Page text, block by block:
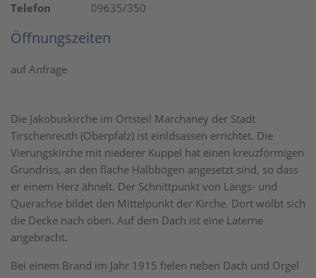
Die Jakobuskirche im Ortsteil Marchaney der Stadt
Tirschenreuth (Oberpfalz) ist einldsassen errichtet. Die
Vierungskirche mit niederer Kuppel hat einen kreuzförmigen
Grundriss, an den flache Halbbögen angesetzt sind, so dass
er einem Herz ähnelt. Der Schnittpunkt von Längs- und
Querachse bildet den Mittelpunkt der Kirche. Dort wölbt sich
die Decke nach oben. Auf dem Dach ist eine Laterne
angebracht.
Bei einem Brand im Jahr 1915 fielen neben Dach und Orgel
Telefon
09635/350
Öffnungszeiten
auf Anfrage